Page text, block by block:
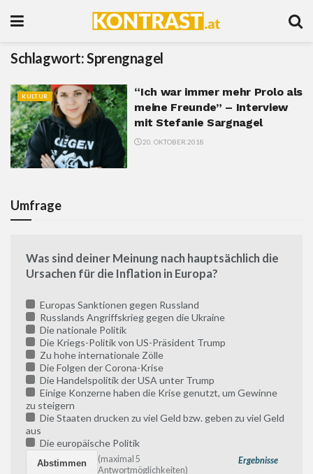
Schlagwort:Sprengnagel
KULTUR
“Ich war immer mehr Prolo als
meine Freunde” – Interview
mit Stefanie Sargnagel
20. OKTOBER 2018
Umfrage
Was sind deiner Meinung nach hauptsächlich die
Ursachen für die Inflation in Europa?
Europas Sanktionen gegen Russland
Russlands Angriffskrieg gegen die Ukraine
Die nationale Politik
Die Kriegs-Politik von US-Präsident Trump
Zu hohe internationale Zölle
Die Folgen der Corona-Krise
Die Handelspolitik der USA unter Trump
Einige Konzerne haben die Krise genutzt, um Gewinne
zu steigern
Die Staaten drucken zu viel Geld bzw. geben zu viel Geld
aus
Die europäische Politik
Ergebnisse
(maximal 5
Antwortmöglichkeiten)